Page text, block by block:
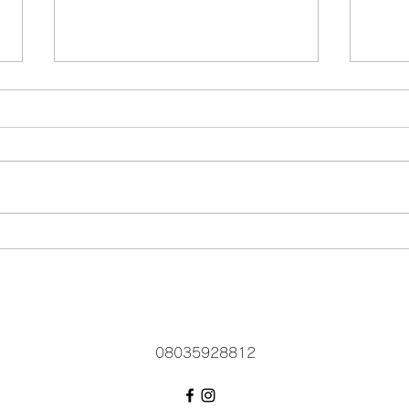
ラニのページにたくさんのブ
ログがあります
ます。 ではFacebookを利用して
08035928812